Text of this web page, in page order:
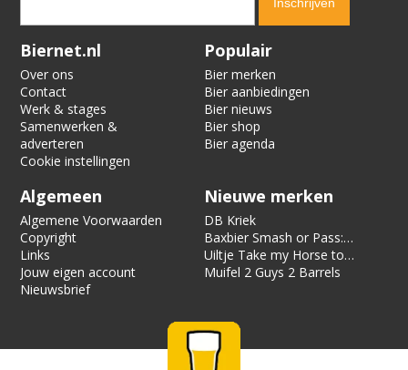
Verification code:
Biernet.nl
Over ons
Contact
Werk & stages
Samenwerken &
adverteren
Cookie instellingen
Populair
Bier merken
Bier aanbiedingen
Bier nieuws
Bier shop
Bier agenda
Algemeen
Algemene Voorwaarden
Copyright
Links
Jouw eigen account
Nieuwsbrief
Nieuwe merken
DB Kriek
Baxbier Smash or Pass:
Strata
Uiltje Take my Horse to
the Hotel Room
Muifel 2 Guys 2 Barrels